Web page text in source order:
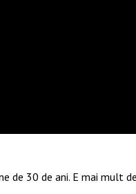
de 30 de ani. E mai mult